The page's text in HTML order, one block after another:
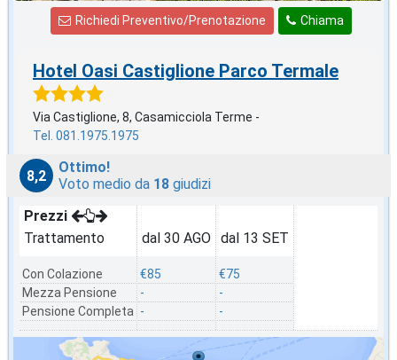
Chiama
Richiedi Preventivo/Prenotazione
Hotel Oasi Castiglione Parco Termale
Via Castiglione, 8, Casamicciola Terme -
Tel. 081.1975.1975
8,2
Ottimo!
Voto medio da 18 giudizi
Prezzi
Trattamento
Con Colazione
Mezza Pensione
Pensione Completa
dal 30 AGO
€85
-
-
dal 13 SET
€75
-
-